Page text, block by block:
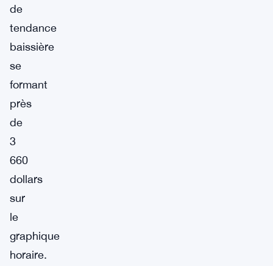
de
tendance
baissière
se
formant
près
de
3
660
dollars
sur
le
graphique
horaire.